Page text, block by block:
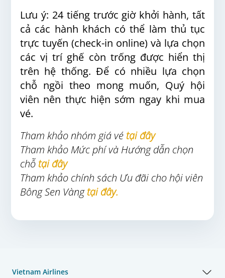
Lưu ý: 24 tiếng trước giờ khởi hành, tất
cả các hành khách có thể làm thủ tục
trực tuyến (check-in online) và lựa chọn
các vị trí ghế còn trống được hiển thị
trên hệ thống. Để có nhiều lựa chọn
chỗ ngồi theo mong muốn, Quý hội
viên nên thực hiện sớm ngay khi mua
vé.
Tham khảo nhóm giá vé tại đây
Tham khảo Mức phí và Hướng dẫn chọn
chỗ tại đây
Tham khảo chính sách Ưu đãi cho hội viên
Bông Sen Vàng tại đây.
Vietnam Airlines